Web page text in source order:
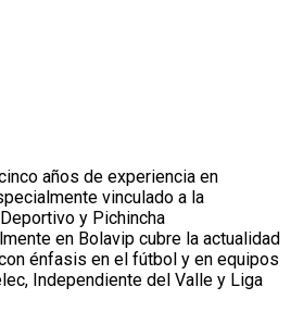
años de experiencia en
vinculado a la
y Pichincha
en Bolavip cubre la actualidad
énfasis en el fútbol y en equipos
Independiente del Valle y Liga